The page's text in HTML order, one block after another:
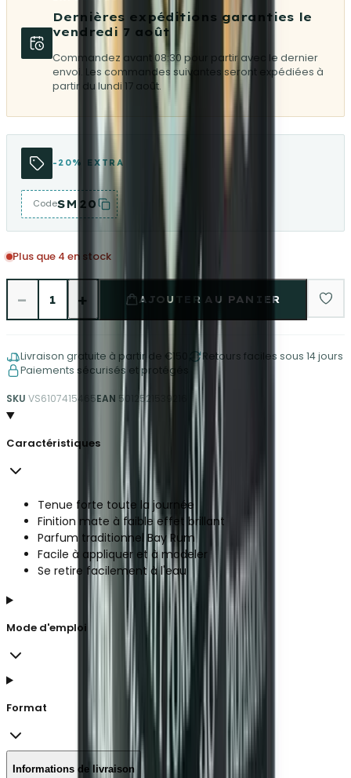
Dernières expéditions garanties le
vendredi 7 août
Commandez avant 08:30 pour partir avec le dernier
envoi. Les commandes suivantes seront expédiées à
partir du lundi 17 août.
-20% EXTRA
CodeSM20
Plus que 4 en stock
− 1 + AJOUTER AU PANIER
Livraison gratuite à partir de €150
Retours faciles sous 14 jours
Paiements sécurisés et protégés
SKU VS6107415465EAN 5012521539216
Caractéristiques
Tenue forte toute la journée
Finition mate à faible effet brillant
Parfum traditionnel Bay Rum
Facile à appliquer et à modeler
Se retire facilement à l'eau
Mode d'emploi
Format
Informations de livraison